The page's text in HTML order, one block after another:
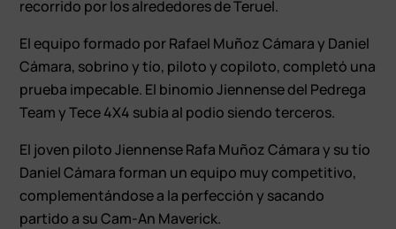
recorrido por los alrededores de Teruel.
El equipo formado por Rafael Muñoz Cámara y Daniel
Cámara, sobrino y tío, piloto y copiloto, completó una
prueba impecable. El binomio Jiennense del Pedrega
Team y Tece 4X4 subía al podio siendo terceros.
El joven piloto Jiennense Rafa Muñoz Cámara y su tío
Daniel Cámara forman un equipo muy competitivo,
complementándose a la perfección y sacando
partido a su Cam-An Maverick.